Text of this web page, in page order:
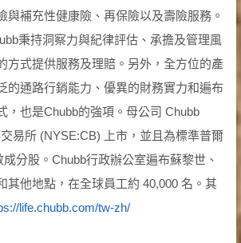
與補充性健康險、再保險以及壽險服務。
秉持洞察力與紀律評估、承擔及管理風
方式提供服務及理賠。另外，全方位的產
的通路行銷能力、優異的財務實力和遍布
，也是Chubb的強項。母公司 Chubb
易所 (NYSE:CB) 上市，並且為標準普爾
分股。Chubb行政辦公室遍布蘇黎世、
其他地點，在全球員工約 40,000 名。其
life.chubb.com/tw-zh/